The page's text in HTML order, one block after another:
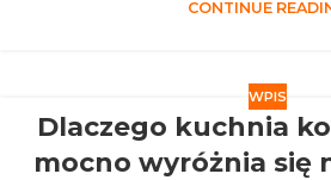
CONTINUE
WPIS
Dlaczego kuchnia
mocno wyróżnia się